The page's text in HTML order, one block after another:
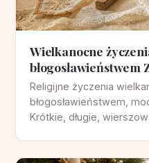
Wielkanocne
błogosławieństwem
Religijne życzenia
błogosławieństwem,
Krótkie, długie,